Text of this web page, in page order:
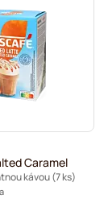
Caramel
kávou (7 ks)